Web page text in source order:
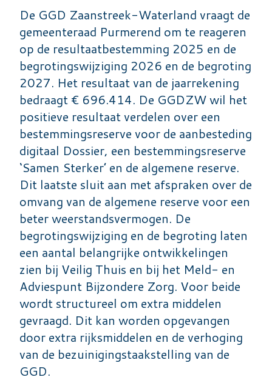
De GGD Zaanstreek-Waterland vraagt de
gemeenteraad Purmerend om te reageren
op de resultaatbestemming 2025 en de
begrotingswijziging 2026 en de begroting
2027. Het resultaat van de jaarrekening
bedraagt € 696.414. De GGDZW wil het
positieve resultaat verdelen over een
bestemmingsreserve voor de aanbesteding
digitaal Dossier, een bestemmingsreserve
‘Samen Sterker’ en de algemene reserve.
Dit laatste sluit aan met afspraken over de
omvang van de algemene reserve voor een
beter weerstandsvermogen. De
begrotingswijziging en de begroting laten
een aantal belangrijke ontwikkelingen
zien bij Veilig Thuis en bij het Meld- en
Adviespunt Bijzondere Zorg. Voor beide
wordt structureel om extra middelen
gevraagd. Dit kan worden opgevangen
door extra rijksmiddelen en de verhoging
van de bezuinigingstaakstelling van de
GGD.